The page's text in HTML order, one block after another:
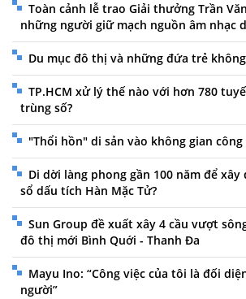
Toàn cảnh lễ trao Giải thưởng Trần
những người giữ mạch nguồn âm nhạc
Du mục đô thị và những đứa trẻ
TP.HCM xử lý thế nào với hơn 780
trùng số?
"Thổi hồn" di sản vào không gian công
Di dời làng phong gần 100 năm để
sổ dấu tích Hàn Mặc Tử?
Sun Group đề xuất xây 4 cầu vượt
đô thị mới Bình Quới - Thanh Đa
Mayu Ino: “Công việc của tôi là đối
người”